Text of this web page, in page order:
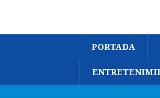
PORTADA